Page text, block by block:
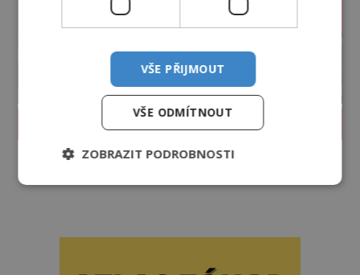
PROLISTOVAT ČASOPIS
VŠE PŘIJMOUT
VŠE ODMÍTNOUT
ZOBRAZIT PODROBNOSTI